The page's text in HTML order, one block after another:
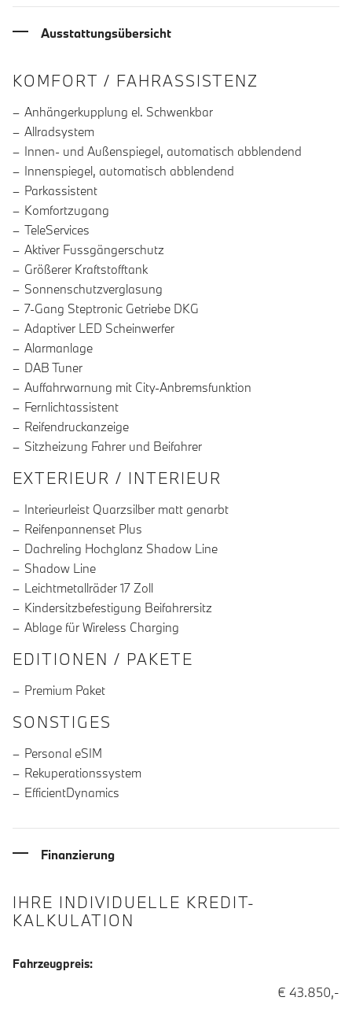
Ausstattungsübersicht
INFORMATIONEN ÜBER DIE
KOMFORT / FAHRASSISTENZ
Anhängerkupplung el. Schwenkbar
Allradsystem
Innen- und Außenspiegel, automatisch abblendend
Innenspiegel, automatisch abblendend
Parkassistent
Komfortzugang
TeleServices
Aktiver Fussgängerschutz
Größerer Kraftstofftank
Sonnenschutzverglasung
7-Gang Steptronic Getriebe DKG
Adaptiver LED Scheinwerfer
Alarmanlage
DAB Tuner
Auffahrwarnung mit City-Anbremsfunktion
Fernlichtassistent
Reifendruckanzeige
Sitzheizung Fahrer und Beifahrer
EXTERIEUR / INTERIEUR
Interieurleist Quarzsilber matt genarbt
Reifenpannenset Plus
Dachreling Hochglanz Shadow Line
Shadow Line
Leichtmetallräder 17 Zoll
Kindersitzbefestigung Beifahrersitz
Ablage für Wireless Charging
EDITIONEN / PAKETE
Premium Paket
SONSTIGES
Personal eSIM
Rekuperationssystem
EfficientDynamics
Finanzierung
IHRE INDIVIDUELLE KREDIT-
KALKULATION
Fahrzeugpreis:
€ 43.850,-